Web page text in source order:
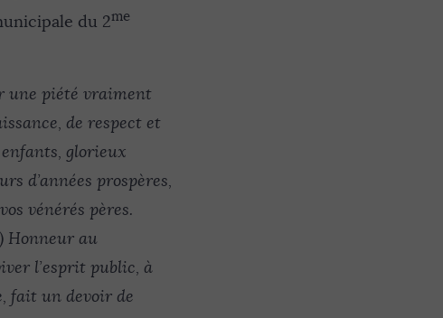
du 2me
une piété vraiment
de respect et
glorieux
d’années prospères,
vénérés pères.
Honneur au
l’esprit public, à
fait un devoir de